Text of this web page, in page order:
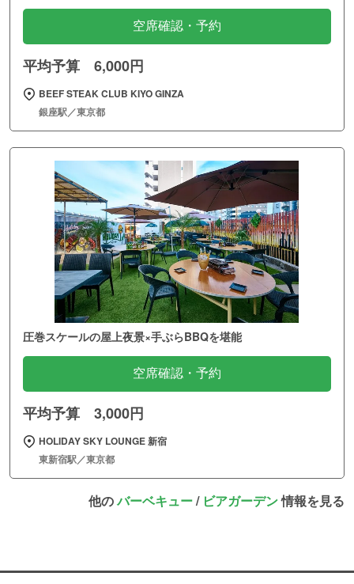
空席確認・予約
平均予算 6,000円
BEEF STEAK CLUB KIYO GINZA
銀座駅／東京都
圧巻スケールの屋上夜景×手ぶらBBQを堪能
空席確認・予約
平均予算 3,000円
HOLIDAY SKY LOUNGE 新宿
東新宿駅／東京都
他のバーベキュー/ ビアガーデン情報を見る